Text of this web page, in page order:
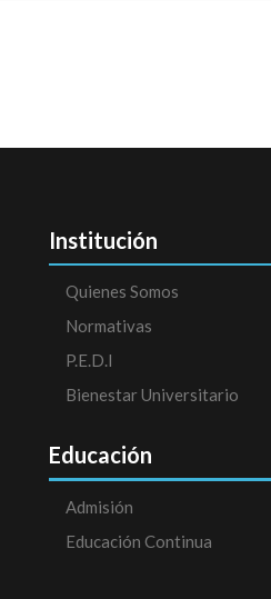
Institución
Quienes Somos
Normativas
P.E.D.I
Bienestar Universitario
Educación
Admisión
Educación Continua